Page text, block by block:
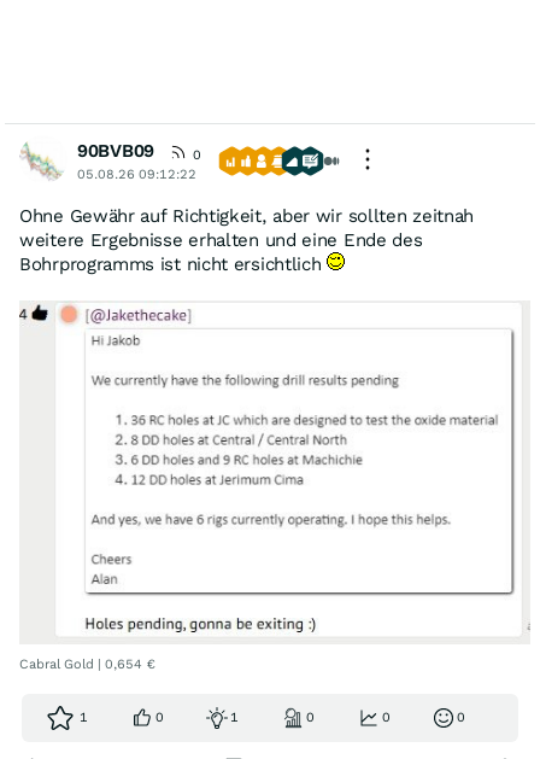
90BVB09
0
05.08.26 09:12:22
Ohne Gewähr auf Richtigkeit, aber wir sollten zeitnah
weitere Ergebnisse erhalten und eine Ende des
Bohrprogramms ist nicht ersichtlich
Cabral Gold | 0,654 €
1 0 1 0 0 0